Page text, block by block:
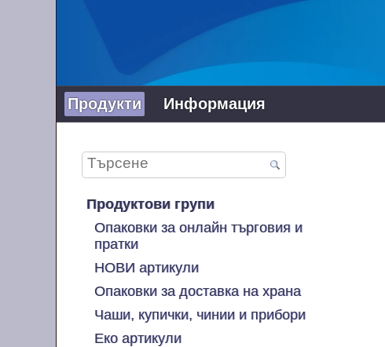
Продукти Информация
Продуктови групи
Опаковки за онлайн търговия и
пратки
НОВИ артикули
Опаковки за доставка на храна
Чаши, купички, чинии и прибори
Еко артикули